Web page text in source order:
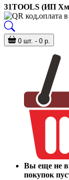
31TOOLS (ИП
0 шт. - 0 р.
Вы еще не
покупок